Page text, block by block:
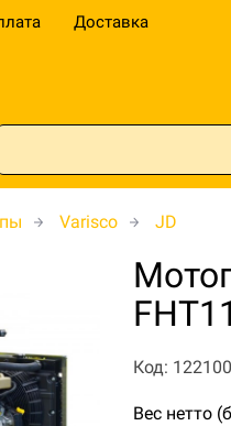
Доставка
Varisco JD
Код:
Вес нетто